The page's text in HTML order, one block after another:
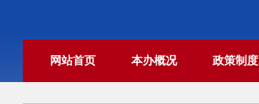
网站首页 本办概况 政策制度